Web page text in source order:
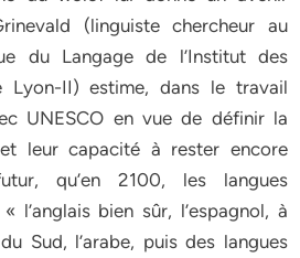
(linguiste chercheur au
du Langage de l’Institut des
Lyon-II) estime, dans le travail
UNESCO en vue de définir la
leur capacité à rester encore
qu’en 2100, les langues
l’anglais bien sûr, l’espagnol, à
Sud, l’arabe, puis des langues